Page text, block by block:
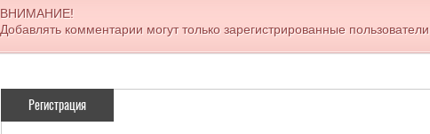
ВНИМАНИЕ!
Добавлять комментарии могут только зарегистрированные пользователи
Регистрация